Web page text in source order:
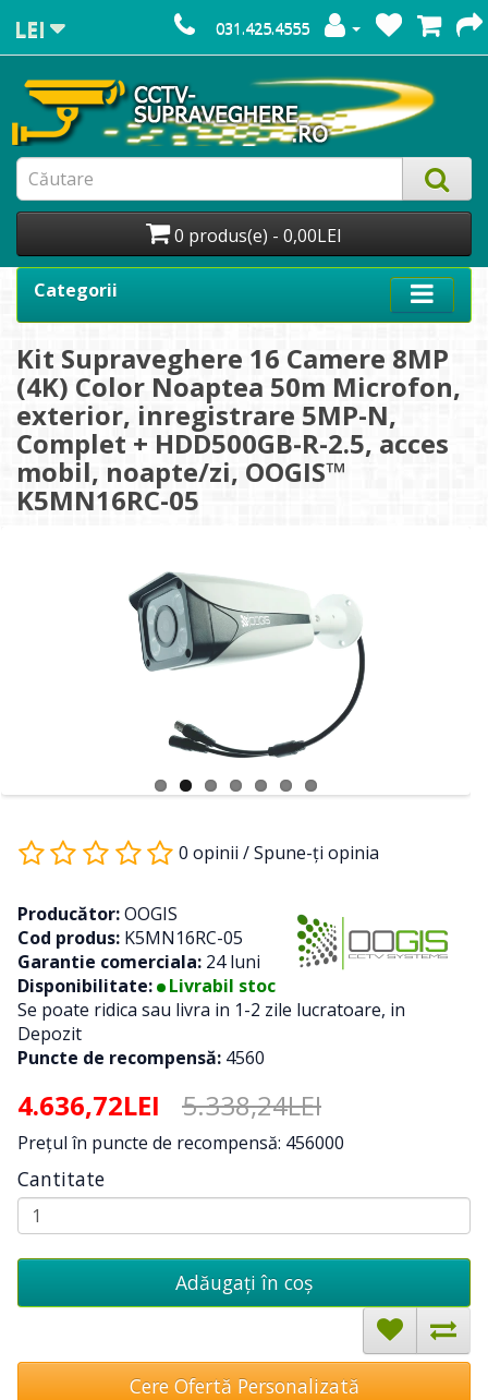
LEI 031.425.4555
0 produs(e) - 0,00LEI
Categorii
Kit Supraveghere 16 Camere 8MP
(4K) Color Noaptea 50m Microfon,
exterior, inregistrare 5MP-N,
Complet + HDD500GB-R-2.5, acces
mobil, noapte/zi, OOGIS™
K5MN16RC-05
0 opinii /Spune-ţi opinia
Producător:OOGIS
Cod produs: K5MN16RC-05
Garantie comerciala: 24 luni
Disponibilitate:
Livrabil stoc
Se poate ridica sau livra in 1-2 zile lucratoare, in
Depozit
Puncte de recompensă: 4560
4.636,72LEI 5.338,24LEI
Preţul în puncte de recompensă: 456000
Cantitate
Adăugați în coş
Cere Ofertă Personalizată